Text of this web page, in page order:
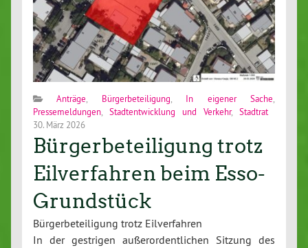
Anträge Bürgerbeteiligung In eigener Sache
Pressemeldungen
Stadtentwicklung und Verkehr, Stadtrat
30. März 2026
Bürgerbeteiligung trotz
Eilverfahren beim Esso-
Grundstück
Bürgerbeteiligung trotz Eilverfahren
In der gestrigen außerordentlichen Sitzung des